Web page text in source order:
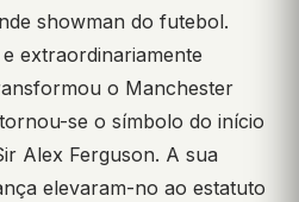
showman do futebol.
extraordinariamente
o Manchester
se o símbolo do início
Alex Ferguson. A sua
elevaram-no ao estatuto